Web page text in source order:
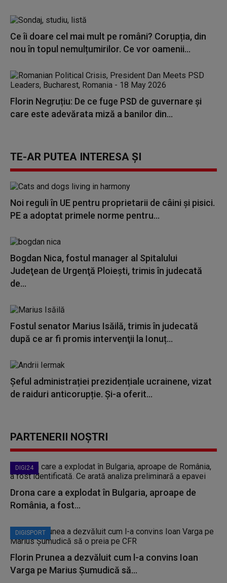
Ce îi doare cel mai mult pe români? Corupția, din
nou în topul nemulțumirilor. Ce vor oamenii...
Florin Negruțiu: De ce fuge PSD de guvernare și
care este adevărata miză a banilor din...
TE-AR PUTEA INTERESA ȘI
Noi reguli în UE pentru proprietarii de câini și pisici.
PE a adoptat primele norme pentru...
Bogdan Nica, fostul manager al Spitalului
Judeţean de Urgenţă Ploieşti, trimis în judecată
de...
Fostul senator Marius Isăilă, trimis în judecată
după ce ar fi promis intervenţii la Ionuț...
Șeful administrației prezidențiale ucrainene, vizat
de raiduri anticorupție. Și-a oferit...
PARTENERII NOȘTRI
DIGI24
Drona care a explodat în Bulgaria, aproape de
România, a fost...
DIGISPORT
Florin Prunea a dezvăluit cum l-a convins Ioan
Varga pe Marius Șumudică să...